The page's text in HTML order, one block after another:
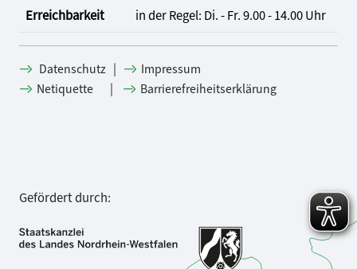
Erreichbarkeit
in der Regel: Di. - Fr. 9.00 - 14.00 Uhr
Datenschutz |
Impressum
Netiquette
| Barrierefreiheitserklärung
Gefördert durch: